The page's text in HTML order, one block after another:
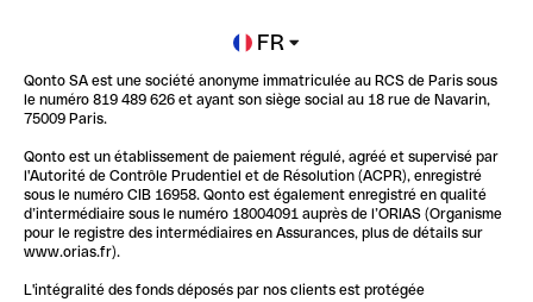
Glossaire finance
FR
Qonto SA est une société anonyme immatriculée au RCS de Paris sous
le numéro 819 489 626 et ayant son siège social au 18 rue de Navarin,
75009 Paris.
Qonto est un établissement de paiement régulé, agréé et supervisé par
l'Autorité de Contrôle Prudentiel et de Résolution (ACPR), enregistré
sous le numéro CIB 16958. Qonto est également enregistré en qualité
d’intermédiaire sous le numéro 18004091 auprès de l’ORIAS (Organisme
pour le registre des intermédiaires en Assurances, plus de détails sur
www.orias.fr).
L'intégralité des fonds déposés par nos clients est protégée